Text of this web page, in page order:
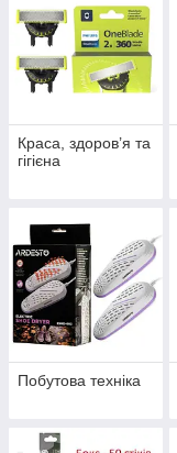
Краса, здоров’я та
гігієна
Побутова техніка